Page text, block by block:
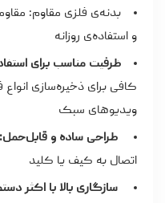
بدنه‌ی فلزی مقاوم:
و استفاده‌ی روزانه
ظرفیت مناسب برای
کافی برای ذخیره‌سازی
ویدیوهای سبک
طراحی ساده و قابل‌حمل:
اتصال به کیف یا کلید
سازگاری بالا با اکثر